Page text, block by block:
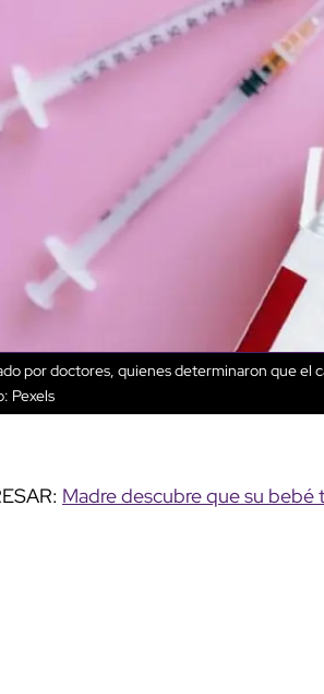
por doctores, quienes determinaron que el
Pexels
Madre descubre que su